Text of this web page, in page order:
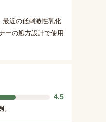
最近の低刺激性乳化
ーの処方設計で使用
4.5